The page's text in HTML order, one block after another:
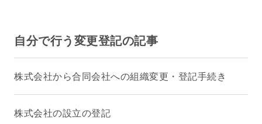
自分で行う変更登記の記事
株式会社から合同会社への組織変更・登記手続き
株式会社の設立の登記